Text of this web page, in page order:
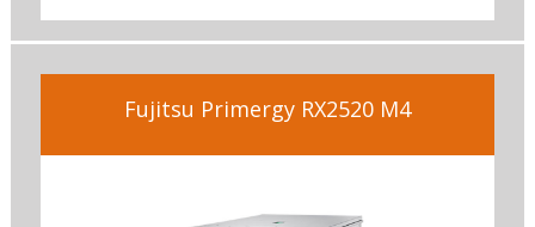
Fujitsu Primergy RX2520 M4